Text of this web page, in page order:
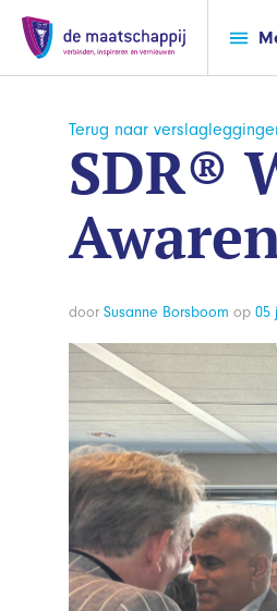
Terug naar
SDR®
door Susanne Borsboom op 05